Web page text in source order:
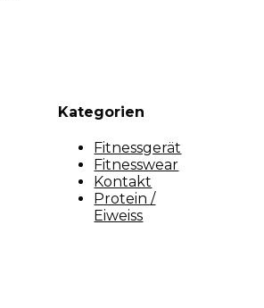
Kategorien
Fitnessgerät
Fitnesswear
Kontakt
Protein /
Eiweiss